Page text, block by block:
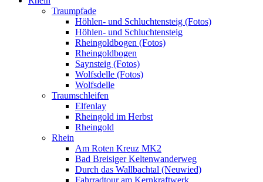
Traumpfade
Höhlen- und Schluchtensteig (Fotos)
Höhlen- und Schluchtensteig
Rheingoldbogen (Fotos)
Rheingoldbogen
Saynsteig (Fotos)
Wolfsdelle (Fotos)
Wolfsdelle
Traumschleifen
Elfenlay
Rheingold im Herbst
Rheingold
Rhein
Am Roten Kreuz MK2
Bad Breisiger Keltenwanderweg
Durch das Wallbachtal (Neuwied)
Fahrradtour am Kernkraftwerk